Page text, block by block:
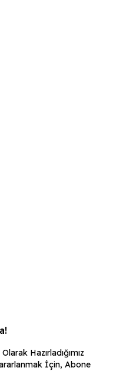
Hazırladığımız
İçin, Abone